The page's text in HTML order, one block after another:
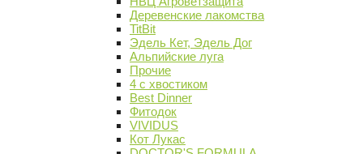
Деревенские лакомства
TitBit
Эдель Кет, Эдель Дог
Альпийские луга
Прочие
4 с хвостиком
Best Dinner
Фитодок
VIVIDUS
Кот Лукас